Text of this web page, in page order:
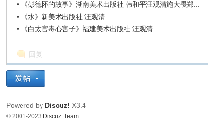
•
《彭德怀的故事》湖南美术出版社 韩和平汪观清施大畏郑...
•
《水》新美术出版社 汪观清
•
《白太官毒心害子》福建美术出版社 汪观清
回复
Powered by Discuz! X3.4
© 2001-2023 Discuz! Team